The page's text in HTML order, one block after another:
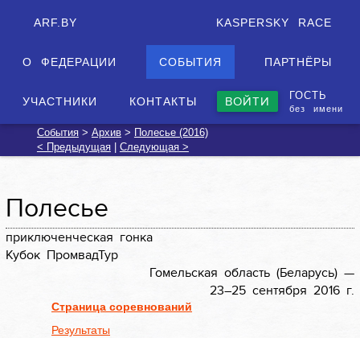
ARF.BY KASPERSKY RACE
О ФЕДЕРАЦИИ СОБЫТИЯ ПАРТНЁРЫ
УЧАСТНИКИ КОНТАКТЫ ВОЙТИ ГОСТЬ
без имени
События> Архив> Полесье (2016)
< Предыдущая| Следующая >
Полесье
приключенческая гонка
Кубок ПромвадТур
Гомельская область (Беларусь) —
23–25 сентября 2016 г.
Страница соревнований
Результаты